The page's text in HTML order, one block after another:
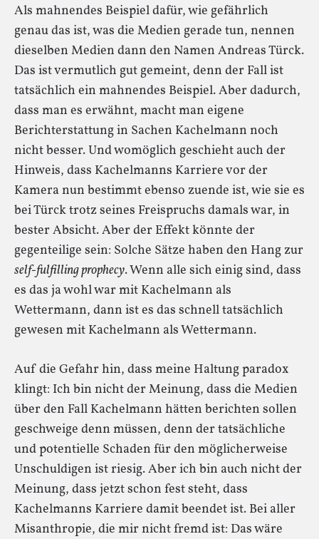
Als mahnendes Beispiel dafür, wie gefährlich
genau das ist, was die Medien gerade tun, nennen
dieselben Medien dann den Namen Andreas Türck.
Das ist vermutlich gut gemeint, denn der Fall ist
tatsächlich ein mahnendes Beispiel. Aber dadurch,
dass man es erwähnt, macht man eigene
Berichterstattung in Sachen Kachelmann noch
nicht besser. Und womöglich geschieht auch der
Hinweis, dass Kachelmanns Karriere vor der
Kamera nun bestimmt ebenso zuende ist, wie sie es
bei Türck trotz seines Freispruchs damals war, in
bester Absicht. Aber der Effekt könnte der
gegenteilige sein: Solche Sätze haben den Hang zur
self-fulfilling prophecy. Wenn alle sich einig sind, dass
es das ja wohl war mit Kachelmann als
Wettermann, dann ist es das schnell tatsächlich
gewesen mit Kachelmann als Wettermann.
Auf die Gefahr hin, dass meine Haltung paradox
klingt: Ich bin nicht der Meinung, dass die Medien
über den Fall Kachelmann hätten berichten sollen
geschweige denn müssen, denn der tatsächliche
und potentielle Schaden für den möglicherweise
Unschuldigen ist riesig. Aber ich bin auch nicht der
Meinung, dass jetzt schon fest steht, dass
Kachelmanns Karriere damit beendet ist. Bei aller
Misanthropie, die mir nicht fremd ist: Das wäre